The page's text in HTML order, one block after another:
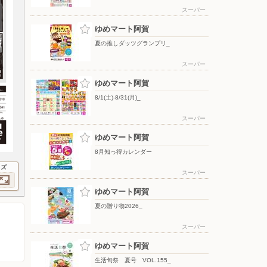
スーパー
ゆめマート阿賀
夏の推しダッツグランプリ_
スーパー
ゆめマート阿賀
8/1(土)-8/31(月)_
スーパー
ゆめマート阿賀
8月知っ得カレンダー
スーパー
ゆめマート阿賀
夏の贈り物2026_
スーパー
ゆめマート阿賀
生活旬祭 夏号 VOL.155_